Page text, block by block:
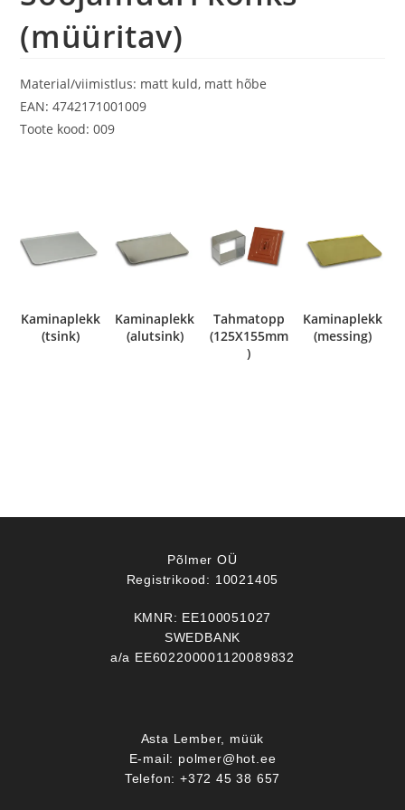
(müüritav)
Material/viimistlus: matt kuld, matt hõbe
EAN: 4742171001009
Toote kood: 009
Kaminaplekk
(tsink)
Kaminaplekk
(alutsink)
Tahmatopp
(125X155mm
)
Kaminaplekk
(messing)
Põlmer OÜ
Registrikood: 10021405
KMNR: EE100051027
SWEDBANK
a/a EE602200001120089832
Asta Lember, müük
E-mail: polmer@hot.ee
Telefon: +372 45 38 657